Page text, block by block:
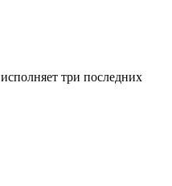
три последних